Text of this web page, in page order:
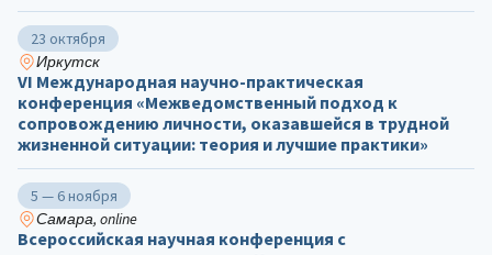
23 октября
Иркутск
VI Международная научно-практическая
конференция «Межведомственный подход к
сопровождению личности, оказавшейся в трудной
жизненной ситуации: теория и лучшие практики»
5 — 6 ноября
Самара, online
Всероссийская научная конференция с